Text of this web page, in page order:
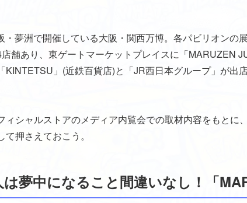
・夢洲で開催している大阪・関西万博。各パビリオンの
舗あり、東ゲートマーケットプレイスに「MARUZEN
KINTETSU」(近鉄百貨店)と「JR西日本グループ」が出
ィシャルストアのメディア内覧会での取材内容をもとに
押さえておこう。
夢中になること間違いなし！「